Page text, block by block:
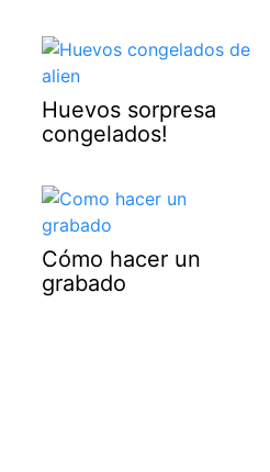
Huevos sorpresa
congelados!
Cómo hacer un
grabado